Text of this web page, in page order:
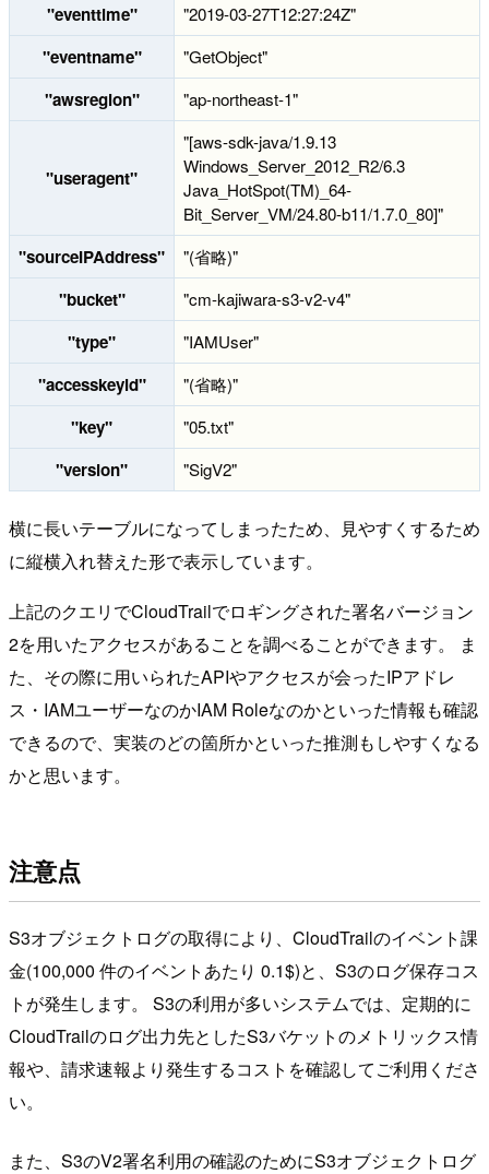
"eventtime" "2019-03-27T12:27:24Z"
"eventname" "GetObject"
"awsregion" "ap-northeast-1"
"useragent"
"[aws-sdk-java/1.9.13
Windows_Server_2012_R2/6.3
Java_HotSpot(TM)_64-
Bit_Server_VM/24.80-b11/1.7.0_80]"
"sourceIPAddress" "(省略)"
"bucket" "cm-kajiwara-s3-v2-v4"
"type" "IAMUser"
"accesskeyid" "(省略)"
"key" "05.txt"
"version" "SigV2"
横に長いテーブルになってしまったため、見やすくするため
に縦横入れ替えた形で表示しています。
上記のクエリでCloudTrailでロギングされた署名バージョン
2を用いたアクセスがあることを調べることができます。 ま
た、その際に用いられたAPIやアクセスが会ったIPアドレ
ス・IAMユーザーなのかIAM Roleなのかといった情報も確認
できるので、実装のどの箇所かといった推測もしやすくなる
かと思います。
注意点
S3オブジェクトログの取得により、CloudTrailのイベント課
金(100,000 件のイベントあたり 0.1$)と、S3のログ保存コス
トが発生します。 S3の利用が多いシステムでは、定期的に
CloudTrailのログ出力先としたS3バケットのメトリックス情
報や、請求速報より発生するコストを確認してご利用くださ
い。
また、S3のV2署名利用の確認のためにS3オブジェクトログ